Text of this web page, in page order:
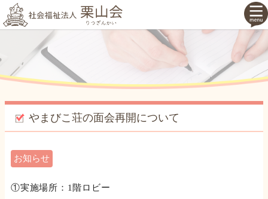
やまびこ荘の面会再開について
お知らせ
①実施場所：1階ロビー